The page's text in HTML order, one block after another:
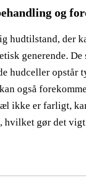
og
hudtilstand, der
generende. De
hudceller opstår
også
ikke er farligt,
hvilket gør det